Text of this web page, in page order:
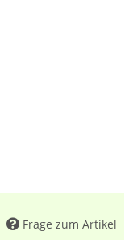
Frage zum Artikel